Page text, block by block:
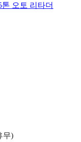
오토 리타더
무)